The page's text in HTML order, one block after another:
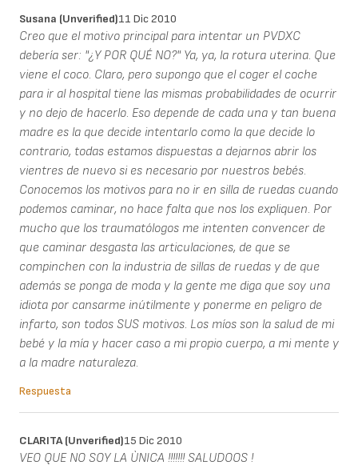
Susana (unverified)11 Dic 2010
Creo que el motivo principal para intentar un PVDXC
debería ser: "¿Y POR QUÉ NO?" Ya, ya, la rotura uterina. Que
viene el coco. Claro, pero supongo que el coger el coche
para ir al hospital tiene las mismas probabilidades de ocurrir
y no dejo de hacerlo. Eso depende de cada una y tan buena
madre es la que decide intentarlo como la que decide lo
contrario, todas estamos dispuestas a dejarnos abrir los
vientres de nuevo si es necesario por nuestros bebés.
Conocemos los motivos para no ir en silla de ruedas cuando
podemos caminar, no hace falta que nos los expliquen. Por
mucho que los traumatólogos me intenten convencer de
que caminar desgasta las articulaciones, de que se
compinchen con la industria de sillas de ruedas y de que
además se ponga de moda y la gente me diga que soy una
idiota por cansarme inútilmente y ponerme en peligro de
infarto, son todos SUS motivos. Los míos son la salud de mi
bebé y la mía y hacer caso a mi propio cuerpo, a mi mente y
a la madre naturaleza.
Respuesta
CLARITA (unverified)15 Dic 2010
VEO QUE NO SOY LA ÙNICA !!!!!!! SALUDOOS !